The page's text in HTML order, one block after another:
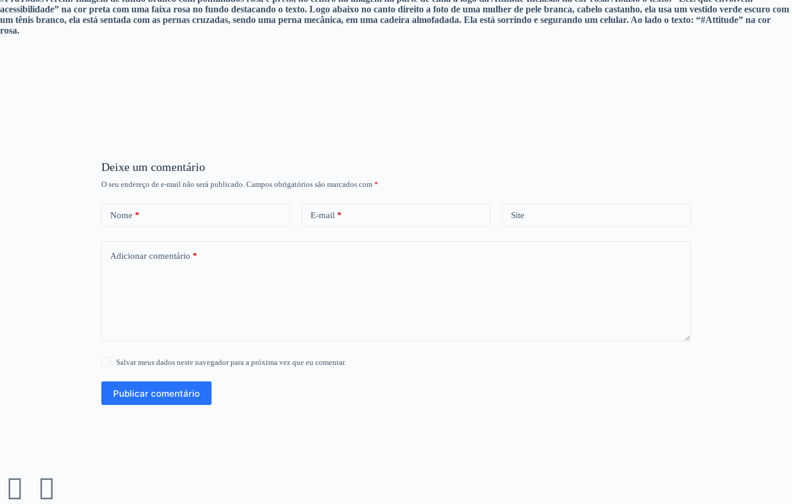
acessibilidade” na cor preta com uma faixa rosa no fundo destacando o texto. Logo abaixo no canto direito a foto de uma mulher de pele branca, cabelo castanho, ela usa um vestido verde escuro com
um tênis branco, ela está sentada com as pernas cruzadas, sendo uma perna mecânica, em uma cadeira almofadada. Ela está sorrindo e segurando um celular. Ao lado o texto: “#Attitude” na cor
rosa.
Deixe um comentário
O seu endereço de e-mail não será publicado. Campos obrigatórios são marcados com *
Nome * E-mail * Site
Adicionar comentário *
Salvar meus dados neste navegador para a próxima vez que eu comentar.
Publicar comentário